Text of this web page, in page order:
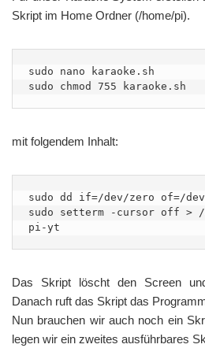
Skript im Home Ordner (/home/pi).
sudo nano karaoke.sh
sudo chmod 755 karaoke.sh
mit folgendem Inhalt:
sudo dd if=/dev/zero of=/
sudo setterm -cursor off >
pi-yt
Das Skript löscht den Screen
Danach ruft das Skript das
Nun brauchen wir auch noch ein
legen wir ein zweites ausführbares